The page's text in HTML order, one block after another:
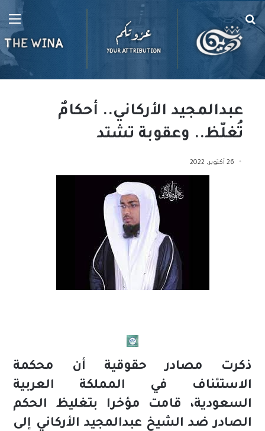
بحث
عن
عبدالمجيد الأركاني.. أحكامٌ
تُغلّظ.. وعقوبة تشتد
26 أكتوبر، 2022
ذكرت مصادر حقوقية أن محكمة
الاستئناف في المملكة العربية
السعودية، قامت مؤخرا بتغليظ الحكم
الصادر ضد الشيخ عبدالمجيد الأركاني إلى